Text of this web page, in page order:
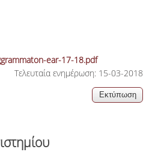
ear-17-18.pdf
Τελευταία ενημέρωση: 15-03-2018